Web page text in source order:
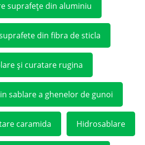
suprafețe din aluminiu
din fibra de sticla
și curatare rugina
sablare a ghenelor de gunoi
caramida Hidrosablare